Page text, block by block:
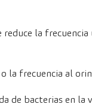
la frecuencia
la frecuencia al
de bacterias en la